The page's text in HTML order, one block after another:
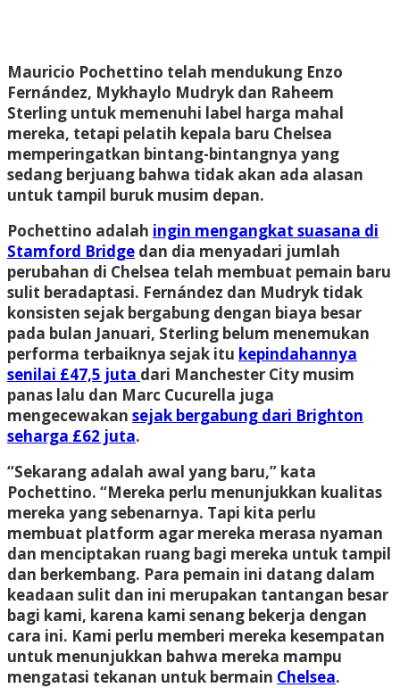
Mauricio Pochettino telah mendukung Enzo
Fernández, Mykhaylo Mudryk dan Raheem
Sterling untuk memenuhi label harga mahal
mereka, tetapi pelatih kepala baru Chelsea
memperingatkan bintang-bintangnya yang
sedang berjuang bahwa tidak akan ada alasan
untuk tampil buruk musim depan.
Pochettino adalah ingin mengangkat suasana di
Stamford Bridge dan dia menyadari jumlah
perubahan di Chelsea telah membuat pemain baru
sulit beradaptasi. Fernández dan Mudryk tidak
konsisten sejak bergabung dengan biaya besar
pada bulan Januari, Sterling belum menemukan
performa terbaiknya sejak itu kepindahannya
senilai £47,5 juta dari Manchester City musim
panas lalu dan Marc Cucurella juga
mengecewakan sejak bergabung dari Brighton
seharga £62 juta.
“Sekarang adalah awal yang baru,” kata
Pochettino. “Mereka perlu menunjukkan kualitas
mereka yang sebenarnya. Tapi kita perlu
membuat platform agar mereka merasa nyaman
dan menciptakan ruang bagi mereka untuk tampil
dan berkembang. Para pemain ini datang dalam
keadaan sulit dan ini merupakan tantangan besar
bagi kami, karena kami senang bekerja dengan
cara ini. Kami perlu memberi mereka kesempatan
untuk menunjukkan bahwa mereka mampu
mengatasi tekanan untuk bermain Chelsea.